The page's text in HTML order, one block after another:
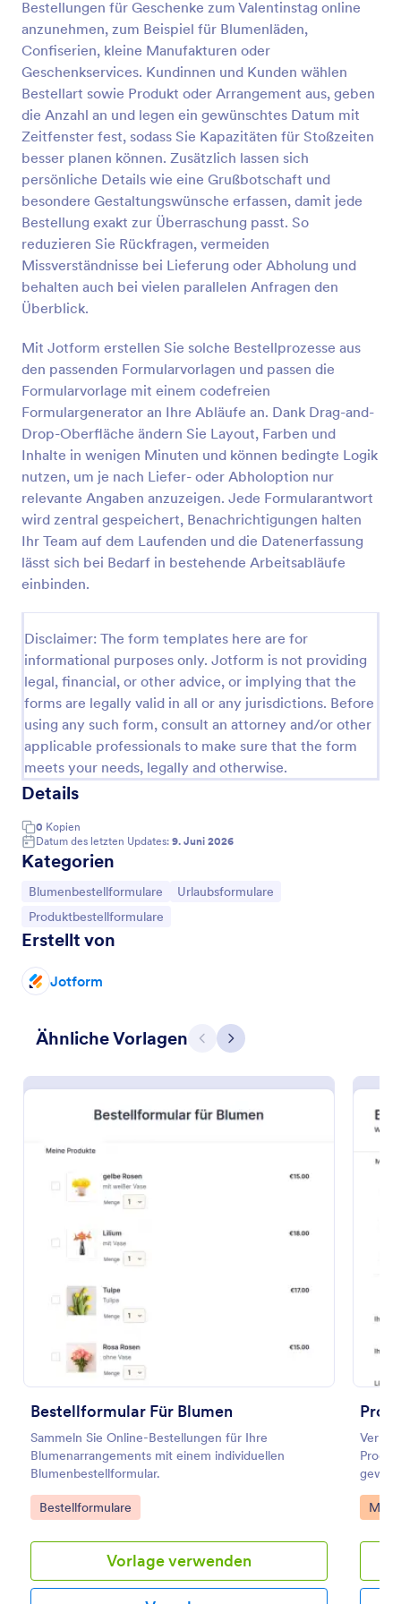
Bestellungen für Geschenke zum Valentinstag online
anzunehmen, zum Beispiel für Blumenläden,
Confiserien, kleine Manufakturen oder
Geschenkservices. Kundinnen und Kunden wählen
Bestellart sowie Produkt oder Arrangement aus, geben
die Anzahl an und legen ein gewünschtes Datum mit
Zeitfenster fest, sodass Sie Kapazitäten für Stoßzeiten
besser planen können. Zusätzlich lassen sich
persönliche Details wie eine Grußbotschaft und
besondere Gestaltungswünsche erfassen, damit jede
Bestellung exakt zur Überraschung passt. So
reduzieren Sie Rückfragen, vermeiden
Missverständnisse bei Lieferung oder Abholung und
behalten auch bei vielen parallelen Anfragen den
Überblick.
Mit Jotform erstellen Sie solche Bestellprozesse aus
den passenden Formularvorlagen und passen die
Formularvorlage mit einem codefreien
Formulargenerator an Ihre Abläufe an. Dank Drag-and-
Drop-Oberfläche ändern Sie Layout, Farben und
Inhalte in wenigen Minuten und können bedingte Logik
nutzen, um je nach Liefer- oder Abholoption nur
relevante Angaben anzuzeigen. Jede Formularantwort
wird zentral gespeichert, Benachrichtigungen halten
Ihr Team auf dem Laufenden und die Datenerfassung
lässt sich bei Bedarf in bestehende Arbeitsabläufe
einbinden.
Disclaimer: The form templates here are for
informational purposes only. Jotform is not providing
legal, financial, or other advice, or implying that the
forms are legally valid in all or any jurisdictions. Before
using any such form, consult an attorney and/or other
applicable professionals to make sure that the form
meets your needs, legally and otherwise.
Details
0 Kopien
Datum des letzten Updates: 9. Juni 2026
Kategorien
Zur Kategorie:
Blumenbestellformulare Zur Kategorie:
Urlaubsformulare
Zur Kategorie:
Produktbestellformulare
Erstellt von
Jotform
Ähnliche Vorlagen ZurückWeiter
Bestellformular Für Blumen
Sammeln Sie Online-Bestellungen für Ihre
Blumenarrangements mit einem individuellen
Blumenbestellformular.
Go to Category:
Bestellformulare
Vorlage verwenden
Go
Vorschau
Bestellformular Für Blumen
Sammeln Sie Online-Bestellungen für Ihre
Blumenarrangements mit einem individuellen
Blumenbestellformular.
Go to Category:
Bestellformulare
Bestellformular Für Hochzeitsblumen
zugeschnitten ist.
Vorlage verwenden